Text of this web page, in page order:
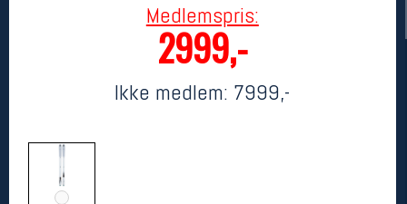
Medlemspris:
2999,-
Ikke medlem: 7999,-
Her finner du oss
Oslo Sportslager
Torggata 20